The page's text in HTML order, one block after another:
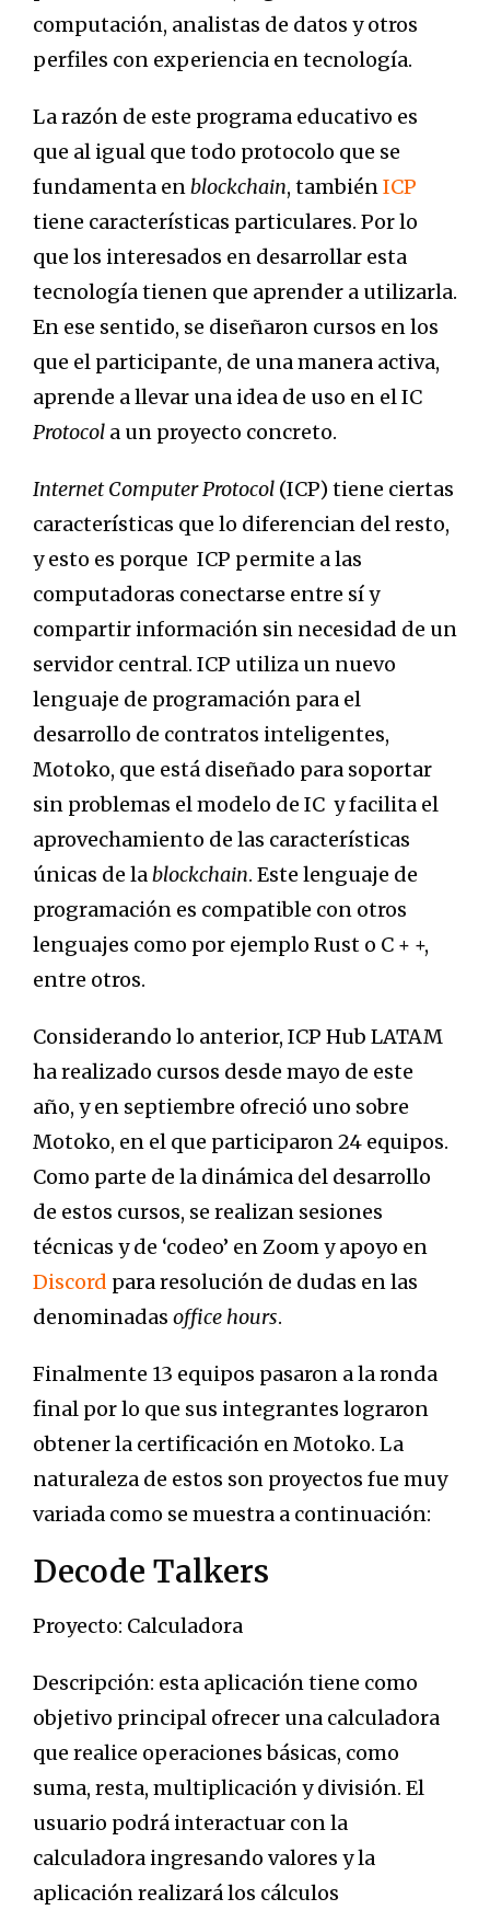
computación, analistas de datos y otros
perfiles con experiencia en tecnología.
La razón de este programa educativo es
que al igual que todo protocolo que se
fundamenta enblockchain, tambiénICP
tiene características particulares. Por lo
que los interesados en desarrollar esta
tecnología tienen que aprender a utilizarla.
En ese sentido, se diseñaron cursos en los
que el participante, de una manera activa,
aprende a llevar una idea de uso en el IC
Protocol a un proyecto concreto.
Internet Computer Protocol (ICP) tiene ciertas
características que lo diferencian del resto,
y esto es porque ICP permite a las
computadoras conectarse entre sí y
compartir información sin necesidad de un
servidor central. ICP utiliza un nuevo
lenguaje de programación para el
desarrollo de contratos inteligentes,
Motoko, que está diseñado para soportar
sin problemas el modelo de IC y facilita el
aprovechamiento de las características
únicas de lablockchain. Este lenguaje de
programación es compatible con otros
lenguajes como por ejemplo Rust o C + +,
entre otros.
Considerando lo anterior, ICP Hub LATAM
ha realizado cursos desde mayo de este
año, y en septiembre ofreció uno sobre
Motoko, en el que participaron 24 equipos.
Como parte de la dinámica del desarrollo
de estos cursos, se realizan sesiones
técnicas y de ‘codeo’ en Zoom y apoyo en
Discord para resolución de dudas en las
denominadas office hours.
Finalmente 13 equipos pasaron a la ronda
final por lo que sus integrantes lograron
obtener la certificación en Motoko. La
naturaleza de estos son proyectos fue muy
variada como se muestra a continuación:
Decode Talkers
Proyecto: Calculadora
Descripción: esta aplicación tiene como
objetivo principal ofrecer una calculadora
que realice operaciones básicas, como
suma, resta, multiplicación y división. El
usuario podrá interactuar con la
calculadora ingresando valores y la
aplicación realizará los cálculos